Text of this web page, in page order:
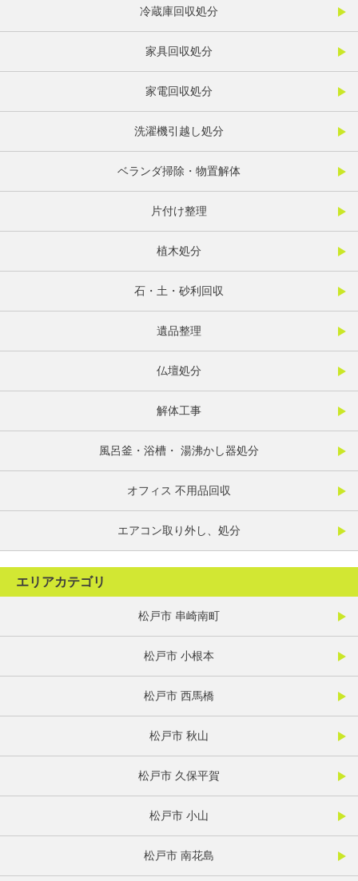
冷蔵庫回収処分
家具回収処分
家電回収処分
洗濯機引越し処分
ベランダ掃除・物置解体
片付け整理
植木処分
石・土・砂利回収
遺品整理
仏壇処分
解体工事
風呂釜・浴槽・ 湯沸かし器処分
オフィス 不用品回収
エアコン取り外し、処分
エリアカテゴリ
松戸市 串崎南町
松戸市 小根本
松戸市 西馬橋
松戸市 秋山
松戸市 久保平賀
松戸市 小山
松戸市 南花島